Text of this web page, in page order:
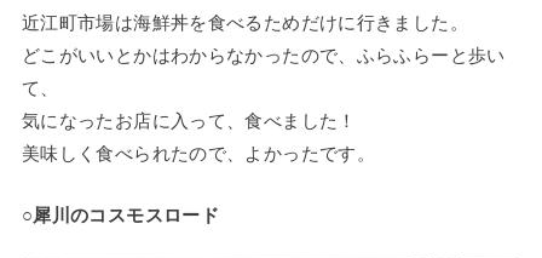
近江町市場は海鮮丼を食べるためだけに行きました。
どこがいいとかはわからなかったので、ふらふらーと歩い
て、
気になったお店に入って、食べました！
美味しく食べられたので、よかったです。
○犀川のコスモスロード